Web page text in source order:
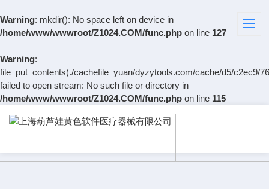
Warning: mkdir(): No space left on device in
/home/www/wwwroot/Z1024.COM/func.php on line 127
Warning:
file_put_contents(./cachefile_yuan/dyzytools.com/cache/d5/c2ec9/
failed to open stream: No such file or directory in
/home/www/wwwroot/Z1024.COM/func.php on line 115